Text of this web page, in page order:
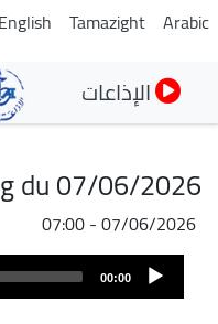
Arabic
Tamazight
English
الإذاعات
du 07/06/2026
07/06/2026 - 07:00
Audio
Player
00:00